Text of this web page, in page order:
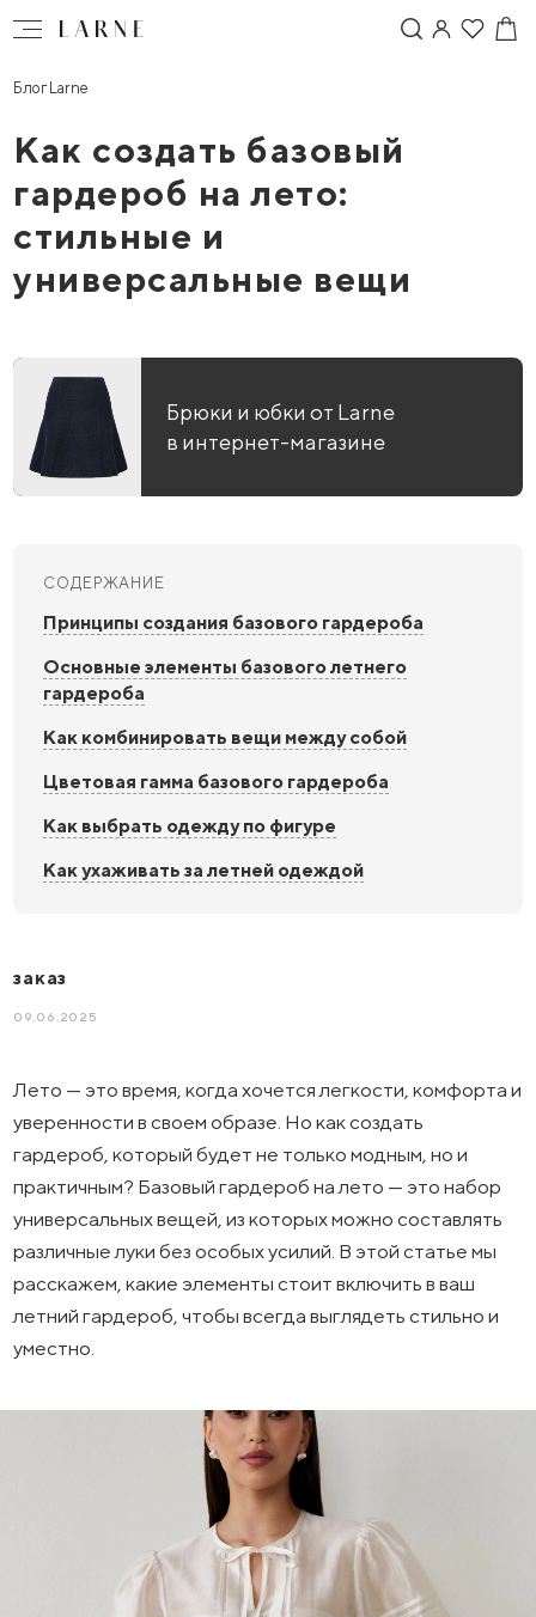
Блог Larne
Как создать базовый
гардероб на лето:
стильные и
универсальные вещи
Брюки и юбки от Larne
в интернет-магазине
СОДЕРЖАНИЕ
Принципы создания базового гардероба
Основные элементы базового летнего
гардероба
Как комбинировать вещи между собой
Цветовая гамма базового гардероба
Как выбрать одежду по фигуре
Как ухаживать за летней одеждой
заказ
09.06.2025
Лето — это время, когда хочется легкости, комфорта и
уверенности в своем образе. Но как создать
гардероб, который будет не только модным, но и
практичным? Базовый гардероб на лето — это набор
универсальных вещей, из которых можно составлять
различные луки без особых усилий. В этой статье мы
расскажем, какие элементы стоит включить в ваш
летний гардероб, чтобы всегда выглядеть стильно и
уместно.